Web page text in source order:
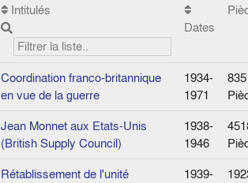
Intitulés
Dates
Coordination franco-britannique
en vue de la guerre
1934-
1971
835
Jean Monnet aux Etats-Unis
(British Supply Council)
1938-
1946
Rétablissement de l'unité
1939-